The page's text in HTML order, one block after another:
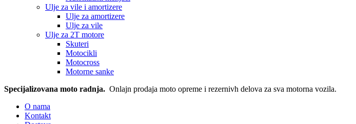
Ulje za vile i amortizere
Ulje za amortizere
Ulje za vile
Ulje za 2T motore
Skuteri
Motocikli
Motocross
Motorne sanke
Specijalizovana moto radnja. Onlajn prodaja moto opreme i rezernivh delova za sva motorna vozila.
O nama
Kontakt